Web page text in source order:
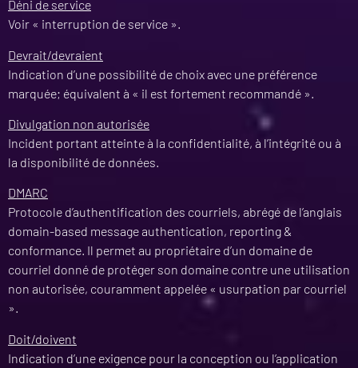
Déni de service
Voir « interruption de service ».
Devrait/devraient
Indication d’une possibilité de choix avec une préférence
marquée; équivalent à « il est fortement recommandé ».
Divulgation non autorisée
Incident portant atteinte à la confidentialité, à l’intégrité ou à
la disponibilité de données.
DMARC
Protocole d’authentification des courriels, abrégé de l’anglais
domain-based message authentication, reporting &
conformance. Il permet au propriétaire d’un domaine de
courriel donné de protéger son domaine contre une utilisation
non autorisée, couramment appelée « usurpation par courriel
».
Doit/doivent
Indication d’une exigence pour la conception ou l’application